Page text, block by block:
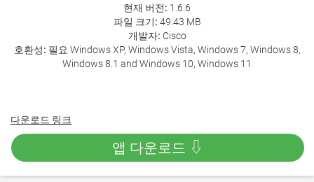
현재 버전: 1.6.6
파일 크기: 49.43 MB
개발자: Cisco
호환성: 필요 Windows XP, Windows Vista, Windows 7, Windows 8,
Windows 8.1 and Windows 10, Windows 11
다운로드 링크
앱 다운로드 ⇩